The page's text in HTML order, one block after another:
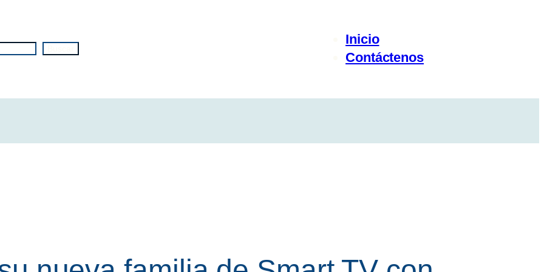
Inicio
Contáctenos